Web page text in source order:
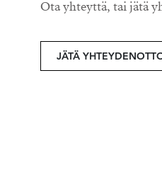
Ota yhteyttä, tai jätä
JÄTÄ